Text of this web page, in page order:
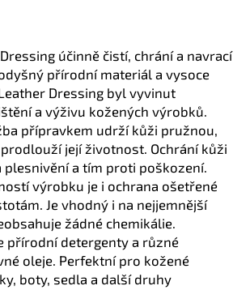
účinně čistí, chrání a navrací
přírodní materiál a vysoce
Dressing byl vyvinut
a výživu kožených výrobků.
přípravkem udrží kůži pružnou,
její životnost. Ochrání kůži
a tím proti poškození.
výrobku je i ochrana ošetřené
Je vhodný i na nejjemnější
žádné chemikálie.
přírodní detergenty a různé
oleje. Perfektní pro kožené
boty, sedla a další druhy